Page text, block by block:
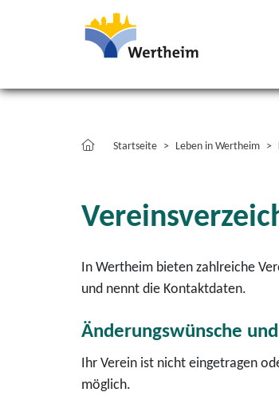
Startseite Leben in Wertheim
In Wertheim bieten zahlreiche
und nennt die Kontaktdaten.
Änderungswünsche
Ihr Verein ist nicht eingetragen
möglich.